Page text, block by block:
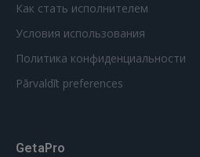
Как стать исполнителем
Условия использования
Политика конфиденциальности
Pārvaldīt preferences
GetaPro